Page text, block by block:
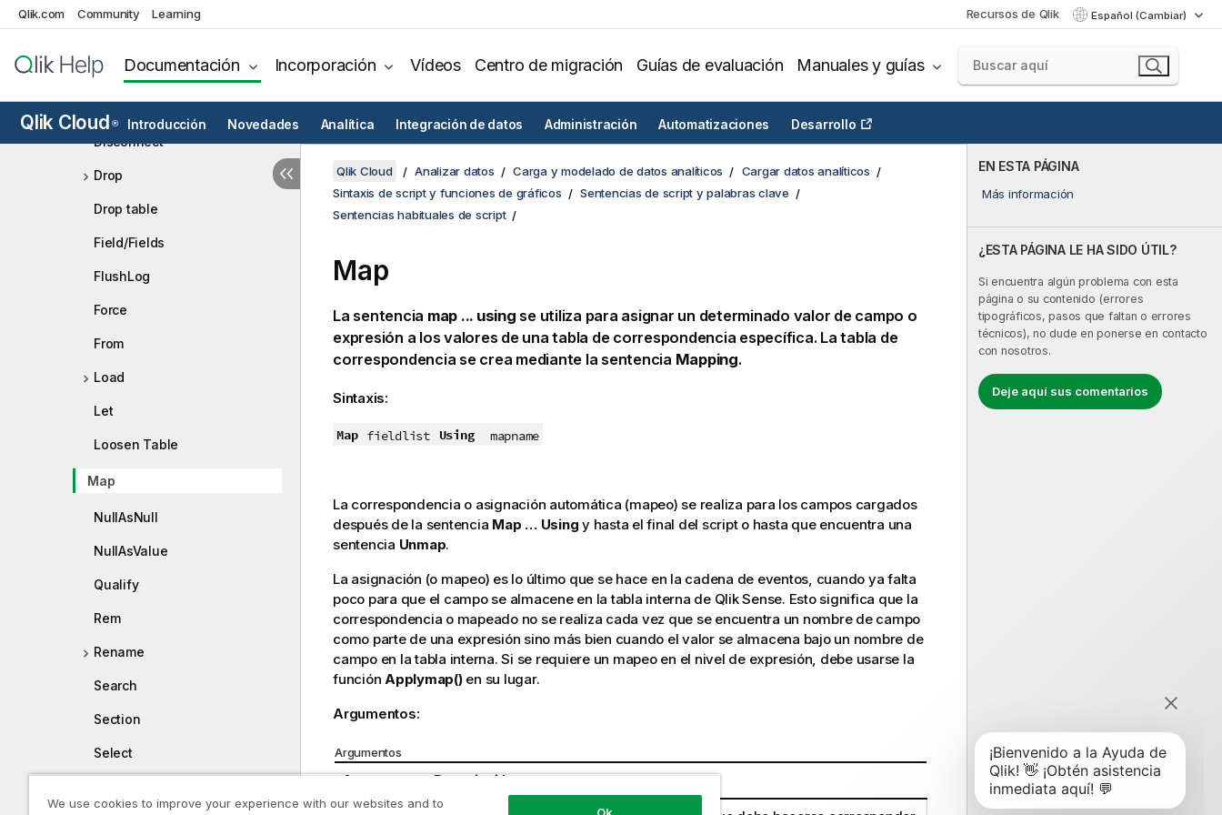
Qlik.com Community Learning Recursos de Qlik Español (Cambiar)
Documentación Incorporación Vídeos Centro de migración Guías de evaluación Manuales y guías
Qlik Cloud ® Introducción Novedades Analítica Integración de datos Administración Automatizaciones Desarrollo
Create relationship
Derive
Disconnect
Drop
Drop table
Field/Fields
FlushLog
Force
From
Load
Let
Loosen Table
Map
NullAsNull
NullAsValue
Qualify
Rem
Rename
Search
Section
Select
EN ESTA PÁGINA
Más información
¿ESTA PÁGINA LE HA SIDO ÚTIL?
Si encuentra algún problema con esta
página o su contenido (errores
tipográficos, pasos que faltan o errores
técnicos), no dude en ponerse en contacto
con nosotros.
Deje aquí sus comentarios
Qlik Cloud Analizar datos Carga y modelado de datos analíticos
Cargar datos analíticos
Sintaxis de script y funciones de gráficos
Sentencias de script y palabras clave
Sentencias habituales de script
Map
La sentencia map ... using se utiliza para asignar un determinado valor de campo o
expresión a los valores de una tabla de correspondencia específica. La tabla de
correspondencia se crea mediante la sentencia Mapping.
Sintaxis:
Map fieldlist Using mapname
La correspondencia o asignación automática (mapeo) se realiza para los campos cargados
después de la sentencia Map … Using y hasta el final del script o hasta que encuentra una
sentencia Unmap.
La asignación (o mapeo) es lo último que se hace en la cadena de eventos, cuando ya falta
poco para que el campose almacene en la tabla interna de Qlik Sense. Esto significa que la
correspondencia o mapeado no se realiza cada vez que se encuentra un nombre de campo
como parte de una expresión sino más bien cuando el valor se almacena bajo un nombre de
campo en la tabla interna. Si se requiere un mapeo en el nivel de expresión, debe usarse la
función Applymap()en su lugar.
Argumentos:
Argumentos
Argumento Descripción
We use cookies to improve your experience with our websites and to